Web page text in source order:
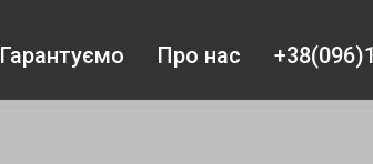
Гарантуємо Про нас